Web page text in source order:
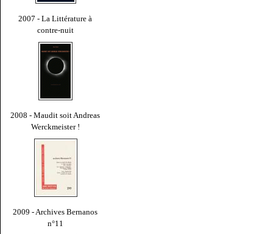
2007 - La Littérature à
contre-nuit
2008 - Maudit soit Andreas
Werckmeister !
2009 - Archives Bernanos
n°11